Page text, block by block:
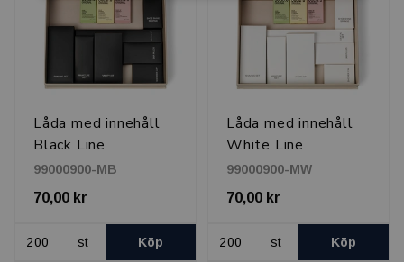
Låda med innehåll
Black Line
99000900-MB
70,00 kr
st Köp
Låda med innehåll
White Line
99000900-MW
70,00 kr
st Köp